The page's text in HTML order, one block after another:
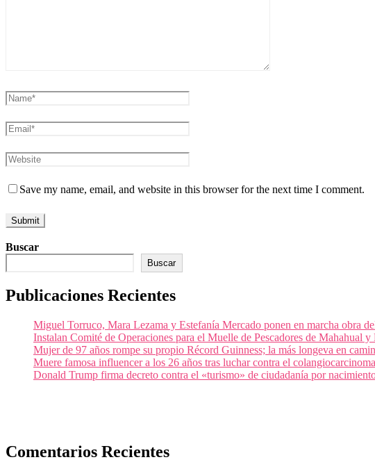
Save my name, email, and website in this browser for the next time I comment.
Buscar
Buscar
Publicaciones Recientes
Miguel Torruco, Mara Lezama y Estefanía Mercado ponen en marcha obra
Instalan Comité de Operaciones para el Muelle de Pescadores de Mahahual y
Mujer de 97 años rompe su propio Récord Guinness; la más longeva en
Muere famosa influencer a los 26 años tras luchar contra el
Donald Trump firma decreto contra el «turismo» de ciudadanía por
Comentarios Recientes